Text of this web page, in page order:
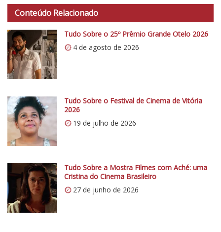
c
l
u
s
i
o
:
P
é
E
s
r
e
t
p
s
:
/
/
0
.
w
.
c
o
m
/
v
Conteúdo Relacionado
Tudo Sobre o 25º Prêmio Grande Otelo 2026
4 de agosto de 2026
Tudo Sobre o Festival de Cinema de Vitória
2026
19 de julho de 2026
Tudo Sobre a Mostra Filmes com Aché: uma
Cristina do Cinema Brasileiro
27 de junho de 2026